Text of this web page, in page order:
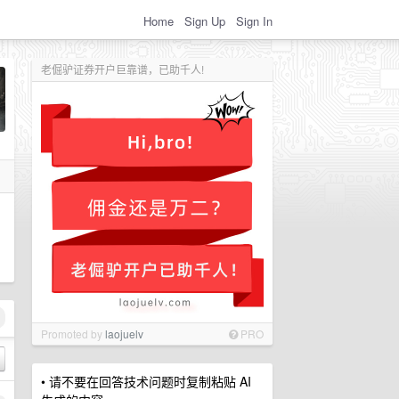
Home Sign Up Sign In
老倔驴证券开户巨靠谱，已助千人!
Promoted bylaojuelv PRO
• 请不要在回答技术问题时复制粘贴 AI